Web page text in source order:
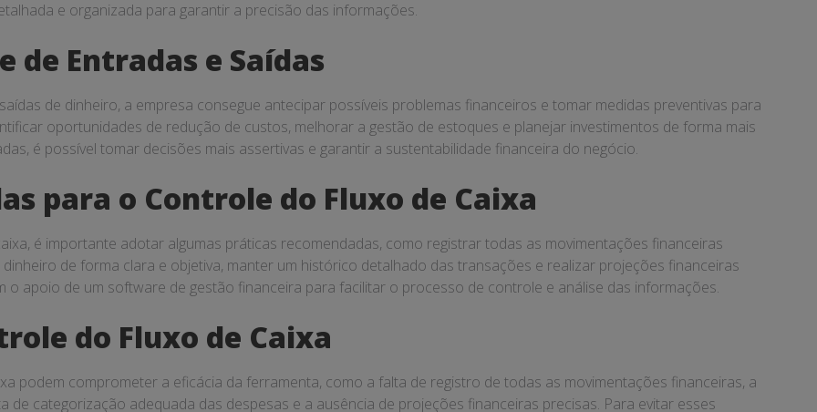
e organizada para garantir a precisão das informações.
de Entradas e Saídas
de dinheiro, a empresa consegue antecipar possíveis problemas financeiros e tomar medidas preventivas para
oportunidades de redução de custos, melhorar a gestão de estoques e planejar investimentos de forma mais
é possível tomar decisões mais assertivas e garantir a sustentabilidade financeira do negócio.
para o Controle do Fluxo de Caixa
é importante adotar algumas práticas recomendadas, como registrar todas as movimentações financeiras
de forma clara e objetiva, manter um histórico detalhado das transações e realizar projeções financeiras
o apoio de um software de gestão financeira para facilitar o processo de controle e análise das informações.
do Fluxo de Caixa
podem comprometer a eficácia da ferramenta, como a falta de registro de todas as movimentações financeiras, a
de categorização adequada das despesas e a ausência de projeções financeiras precisas. Para evitar esses